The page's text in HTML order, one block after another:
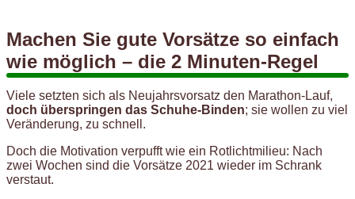
Machen Sie gute Vorsätze so einfach
wie möglich – die 2 Minuten-Regel
Viele setzten sich als Neujahrsvorsatz den Marathon-Lauf,
doch überspringen das Schuhe-Binden; sie wollen zu viel
Veränderung, zu schnell.
Doch die Motivation verpufft wie ein Rotlichtmilieu: Nach
zwei Wochen sind die Vorsätze 2021 wieder im Schrank
verstaut.